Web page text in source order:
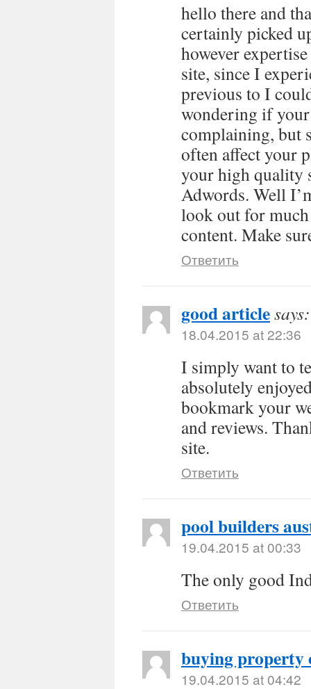
hello there and
certainly picked
however
site, since I
previous to I
wondering if
complaining, but
often affect your
your high quality
Adwords. Well
look out for
content. Make
Ответить
good articlesays:
18.04.2015 at 22:36
I simply want to
absolutely
bookmark your
and reviews.
site.
Ответить
pool builders
19.04.2015 at 00:33
The only good
Ответить
buying property
19.04.2015 at 04:42